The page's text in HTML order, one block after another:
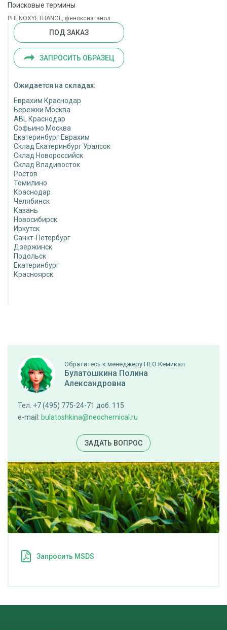
Поисковые термины
PHENOXYETHANOL, феноксиэтанол
ПОД ЗАКАЗ
ЗАПРОСИТЬ ОБРАЗЕЦ
Ожидается на складах:
Еврахим Краснодар
Бережки Москва
ABL Краснодар
Софьино Москва
Екатеринбург Еврахим
Склад Екатеринбург Уралсок
Склад Новороссийск
Склад Владивосток
Ростов
Томилино
Краснодар
Челябинск
Казань
Новосибирск
Иркутск
Санкт-Петербург
Дзержинск
Подольск
Екатеринбург
Красноярск
Обратитесь к менеджеру НЕО Кемикал
Булатошкина Полина
Александровна
Тел. +7 (495) 775-24-71 доб. 115
e-mail: bulatoshkina@neochemical.ru
ЗАДАТЬ ВОПРОС
Запросить MSDS